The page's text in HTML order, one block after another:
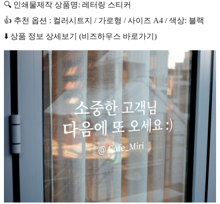
🔍 인쇄물제작 상품명: 레터링 스티커
👍 추천 옵션 : 컬러시트지 / 가로형 / 사이즈 A4 / 색상: 블랙
⬇️ 상품 정보 상세보기 (비즈하우스 바로가기)